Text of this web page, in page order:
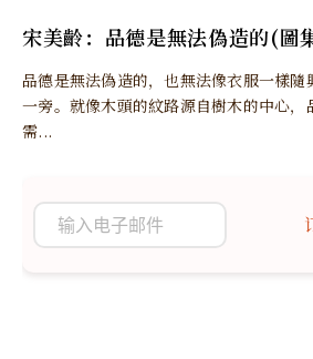
宋美齡：品德是無法偽造的(圖
品德是無法偽造的，也無法像衣服一樣隨
一旁。就像木頭的紋路源自樹木的中心，
需...